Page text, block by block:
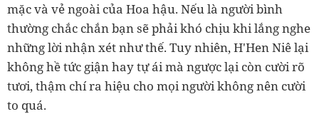
mặc và vẻ ngoài của Hoa hậu. Nếu là người bình
thường chắc chắn bạn sẽ phải khó chịu khi lắng nghe
những lời nhận xét như thế. Tuy nhiên, H'Hen Niê lại
không hề tức giận hay tự ái mà ngược lại còn cười rõ
tươi, thậm chí ra hiệu cho mọi người không nên cười
to quá.